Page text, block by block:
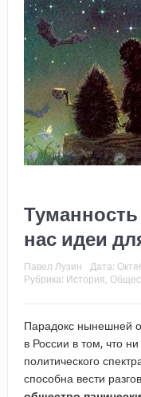
нас идеи
Павел Лузин Дата:
Рубрика: История
Парадокс нынешней
в России в том, что
политического
способна вести